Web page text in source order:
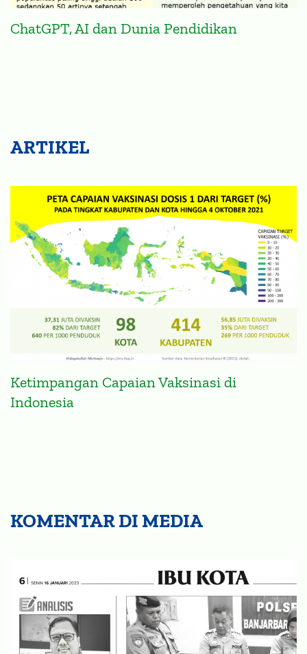
ChatGPT, AI dan Dunia Pendidikan
Ketimpangan Capaian Vaksinasi di
Indonesia